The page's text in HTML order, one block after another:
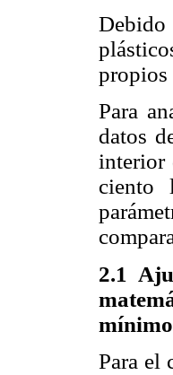
Debido
propios
Para
datos
interior
ciento
2.1
Para el